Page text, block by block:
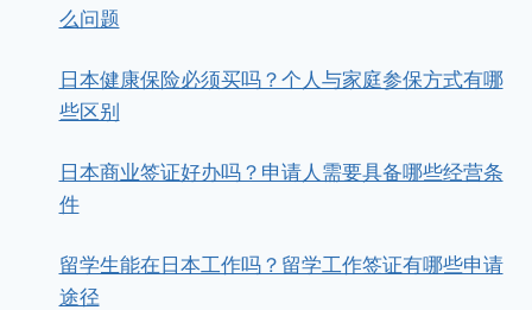
么问题
日本健康保险必须买吗？个人与家庭参保方式有哪
些区别
日本商业签证好办吗？申请人需要具备哪些经营条
件
留学生能在日本工作吗？留学工作签证有哪些申请
途径